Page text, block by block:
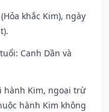
khắc Kim), ngày
Canh Dần và
hành Kim, ngoại trừ
hành Kim không